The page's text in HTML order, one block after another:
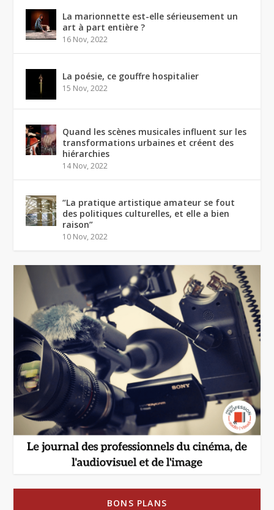
La marionnette est-elle sérieusement un
art à part entière ?
16 Nov, 2022
La poésie, ce gouffre hospitalier
15 Nov, 2022
Quand les scènes musicales influent sur les
transformations urbaines et créent des
hiérarchies
14 Nov, 2022
“La pratique artistique amateur se fout
des politiques culturelles, et elle a bien
raison”
10 Nov, 2022
BONS PLANS